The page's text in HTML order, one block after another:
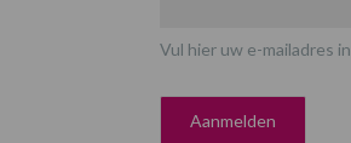
Vul hier uw e-mailadres in